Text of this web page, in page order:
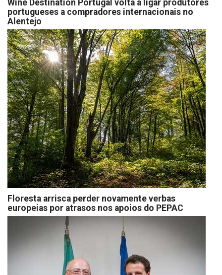
Wine Destination Portugal volta a ligar produtores
portugueses a compradores internacionais no
Alentejo
Floresta arrisca perder novamente verbas
europeias por atrasos nos apoios do PEPAC